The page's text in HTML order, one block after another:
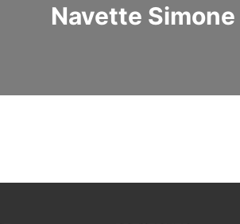
Navette Simone